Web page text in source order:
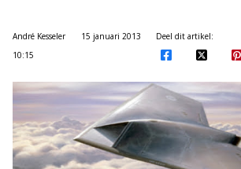
André Kesseler
15 januari 2013
10:15
Deel dit artikel: